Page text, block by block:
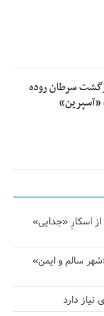
سرطان روده
است/ ۱۴ سال بعد از اسکارِ «جدایی»
سالم و ایمن»
دارد